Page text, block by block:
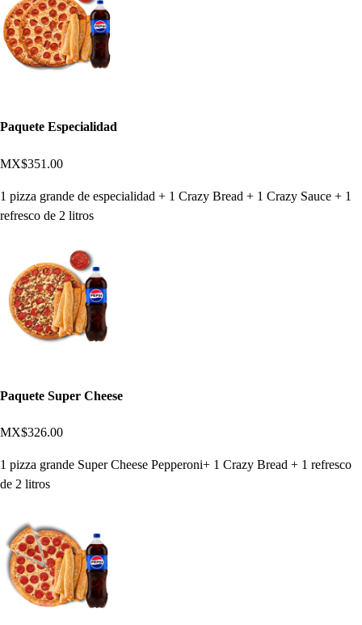
Paquete Especialidad
MX$351.00
1 pizza grande de especialidad + 1 Crazy Bread + 1 Crazy Sauce + 1
refresco de 2 litros
Paquete Super Cheese
MX$326.00
1 pizza grande Super Cheese Pepperoni+ 1 Crazy Bread + 1 refresco
de 2 litros